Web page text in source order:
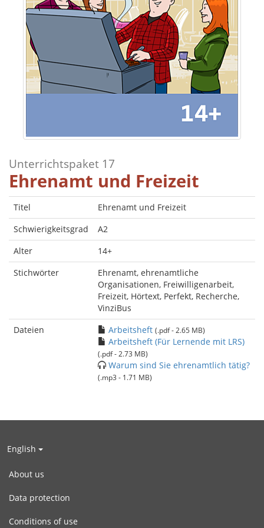
Unterrichtspaket 17
Ehrenamt und Freizeit
Titel
Ehrenamt und Freizeit
Schwierigkeitsgrad
A2
Alter
14+
Stichwörter
Ehrenamt, ehrenamtliche
Organisationen, Freiwilligenarbeit,
Freizeit, Hörtext, Perfekt, Recherche,
VinziBus
Dateien
Arbeitsheft (.pdf - 2.65 MB)
Arbeitsheft (Für Lernende mit LRS)
(.pdf - 2.73 MB)
Warum sind Sie ehrenamtlich tätig?
(.mp3 - 1.71 MB)
English
About us
Data protection
Conditions of use